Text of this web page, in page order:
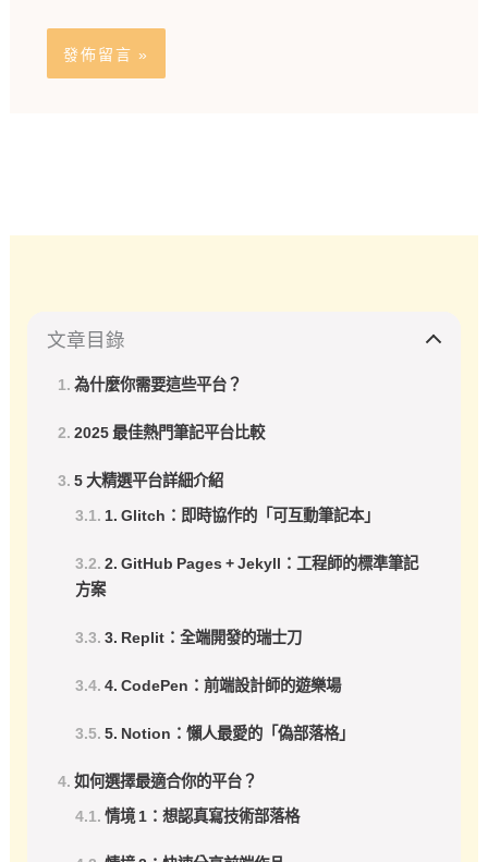
文章目錄
為什麼你需要這些平台？
2025 最佳熱門筆記平台比較
5 大精選平台詳細介紹
1. Glitch：即時協作的「可互動筆記本」
2. GitHub Pages + Jekyll：工程師的標準筆記
方案
3. Replit：全端開發的瑞士刀
4. CodePen：前端設計師的遊樂場
5. Notion：懶人最愛的「偽部落格」
如何選擇最適合你的平台？
情境 1：想認真寫技術部落格